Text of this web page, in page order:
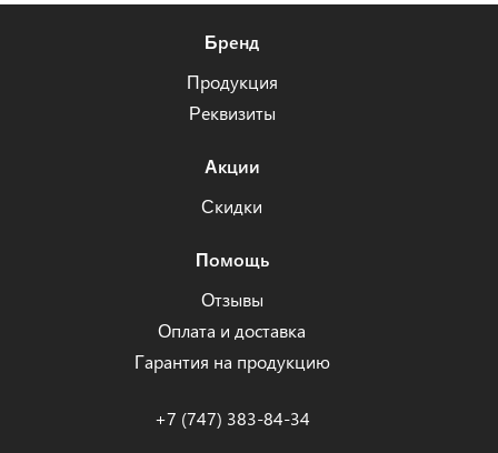
Бренд
Продукция
Реквизиты
Акции
Скидки
Помощь
Отзывы
Оплата и доставка
Гарантия на продукцию
+7 (747) 383-84-34